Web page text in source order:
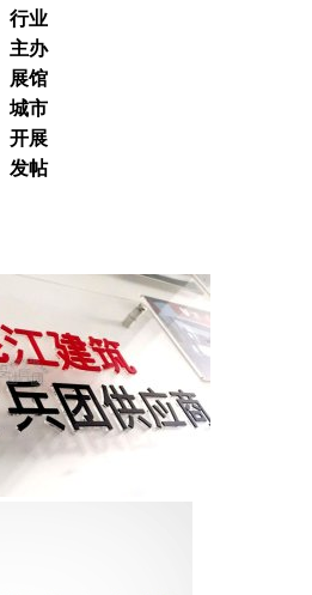
行业
主办
展馆
城市
开展
发帖